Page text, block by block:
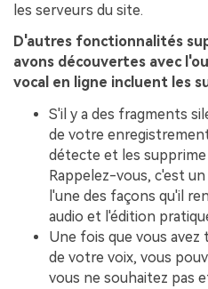
les serveurs du site.
D'autres fonctionnalités
avons découvertes avec
vocal en ligne incluent les
S'il y a des fragments
de votre
détecte et les
Rappelez-vous, c'est
l'une des façons qu'il
audio et l'édition
Une fois que vous
de votre voix, vous
vous ne souhaitez pas